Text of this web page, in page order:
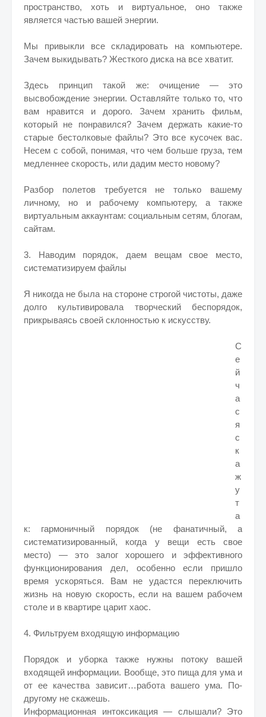
пространство, хоть и виртуальное, оно также
является частью вашей энергии.
Мы привыкли все складировать на компьютере.
Зачем выкидывать? Жесткого диска на все хватит.
Здесь принцип такой же: очищение — это
высвобождение энергии. Оставляйте только то, что
вам нравится и дорого. Зачем хранить фильм,
который не понравился? Зачем держать какие-то
старые бестолковые файлы? Это все кусочек вас.
Несем с собой, понимая, что чем больше груза, тем
медленнее скорость, или дадим место новому?
Разбор полетов требуется не только вашему
личному, но и рабочему компьютеру, а также
виртуальным аккаунтам: социальным сетям, блогам,
сайтам.
3. Наводим порядок, даем вещам свое мес​то,
систематизируем файлы
Я никогда не была на стороне строгой чистоты, даже
долго культивировала творческий беспорядок,
прикрываясь своей склонностью к искусству.
С
е
й
ч
а
с
я
с
к
а
ж
у
т
а
к: гармоничный порядок (не фанатичный, а
систематизированный, когда у вещи есть свое
место) — это залог хорошего и эффективного
функционирования дел, особенно если пришло
время ускоряться. Вам не удастся переключить
жизнь на новую скорость, если на вашем рабочем
столе и в квартире царит хаос.
4. Фильтруем ​входящую информацию
Порядок и уборка также нужны потоку вашей
входящей информации. Вообще, это пища для ума и
от ее качества зависит…работа вашего ума. По-
другому не скажешь.
Информационная интоксикация — слышали? Это